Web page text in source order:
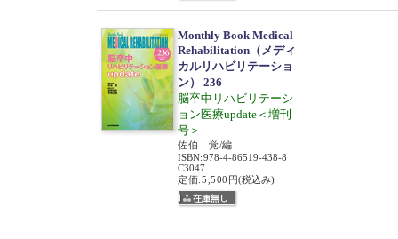
Monthly Book Medical
Rehabilitation（メディ
カルリハビリテーショ
ン） 236
脳卒中リハビリテーシ
ョン医療update＜増刊
号＞
佐伯 覚/編
ISBN:978-4-86519-438-8
C3047
定価:5,500円(税込み)